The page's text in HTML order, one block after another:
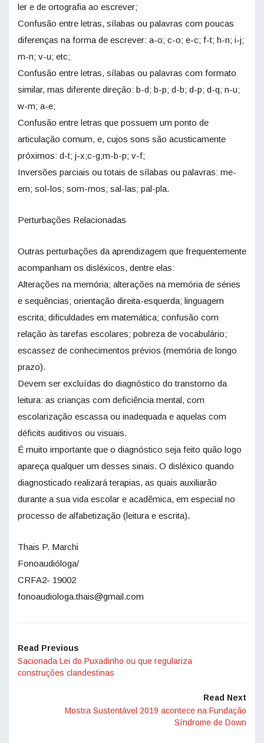
ler e de ortografia ao escrever;
Confusão entre letras, sílabas ou palavras com poucas
diferenças na forma de escrever: a-o; c-o; e-c; f-t; h-n; i-j;
m-n; v-u; etc;
Confusão entre letras, sílabas ou palavras com formato
similar, mas diferente direção: b-d; b-p; d-b; d-p; d-q; n-u;
w-m; a-e;
Confusão entre letras que possuem um ponto de
articulação comum, e, cujos sons são acusticamente
próximos: d-t; j-x;c-g;m-b-p; v-f;
Inversões parciais ou totais de sílabas ou palavras: me-
em; sol-los; som-mos; sal-las; pal-pla.
Perturbações Relacionadas
Outras perturbações da aprendizagem que frequentemente
acompanham os disléxicos, dentre elas:
Alterações na memória; alterações na memória de séries
e sequências; orientação direita-esquerda; linguagem
escrita; dificuldades em matemática; confusão com
relação às tarefas escolares; pobreza de vocabulário;
escassez de conhecimentos prévios (memória de longo
prazo).
Devem ser excluídas do diagnóstico do transtorno da
leitura: as crianças com deficiência mental, com
escolarização escassa ou inadequada e aquelas com
déficits auditivos ou visuais.
É muito importante que o diagnóstico seja feito quão logo
apareça qualquer um desses sinais. O disléxico quando
diagnosticado realizará terapias, as quais auxiliarão
durante a sua vida escolar e acadêmica, em especial no
processo de alfabetização (leitura e escrita).
Thais P. Marchi
Fonoaudióloga/
CRFA2- 19002
fonoaudiologa.thais@gmail.com
Read Previous
Sacionada Lei do Puxadinho ou que regulariza
construções clandestinas
Read Next
Mostra Sustentável 2019 acontece na Fundação
Síndrome de Down